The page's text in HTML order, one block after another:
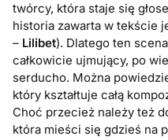
twórcy, która staje się
historia zawarta w tekście
– Lilibet). Dlatego ten
całkowicie ujmujący, po
serducho. Można
który kształtuje całą
Choć przecież należy też
która mieści się gdzieś na